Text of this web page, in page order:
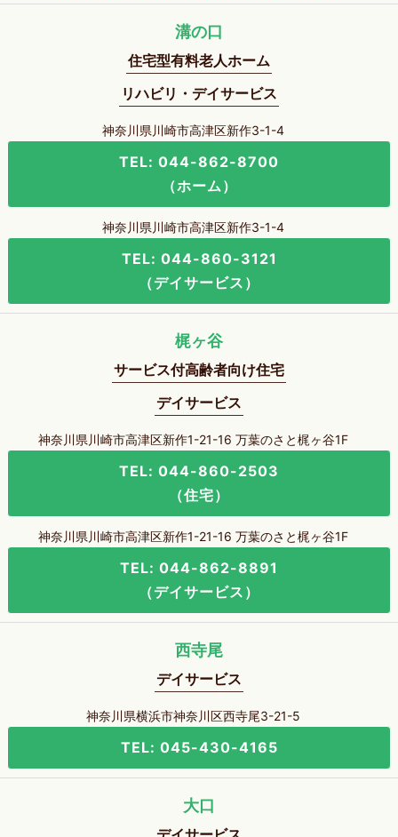
溝の口
住宅型有料老人ホーム
リハビリ・デイサービス
神奈川県川崎市高津区新作3-1-4
TEL: 044-862-8700
（ホーム）
神奈川県川崎市高津区新作3-1-4
TEL: 044-860-3121
（デイサービス）
梶ヶ谷
サービス付高齢者向け住宅
デイサービス
神奈川県川崎市高津区新作1-21-16 万葉のさと梶ヶ谷1F
TEL: 044-860-2503
（住宅）
神奈川県川崎市高津区新作1-21-16 万葉のさと梶ヶ谷1F
TEL: 044-862-8891
（デイサービス）
西寺尾
デイサービス
神奈川県横浜市神奈川区西寺尾3-21-5
TEL: 045-430-4165
大口